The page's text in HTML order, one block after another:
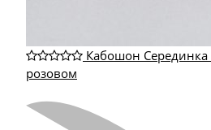
Кабошон
розовом